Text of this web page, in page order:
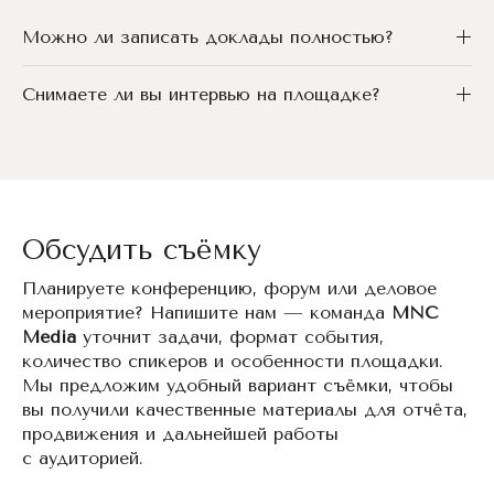
Можно ли записать доклады полностью?
Снимаете ли вы интервью на площадке?
Обсудить съёмку
Планируете конференцию, форум или деловое
мероприятие? Напишите нам — команда MNC
Media уточнит задачи, формат события,
количество спикеров и особенности площадки.
Мы предложим удобный вариант съёмки, чтобы
вы получили качественные материалы для отчёта,
продвижения и дальнейшей работы
с аудиторией.